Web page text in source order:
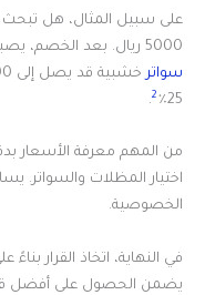
على سبيل المثال، هل
5000 ريال. بعد الخصم، يصبح السعر 2500 ريال، بخصم 50٪
سواتر
25٪
2
.
من المهم معرفة الأسعار
اختيار المظلات والسواتر.
الخصوصية.
في النهاية، اتخاذ القرار
يضمن الحصول على أفضل